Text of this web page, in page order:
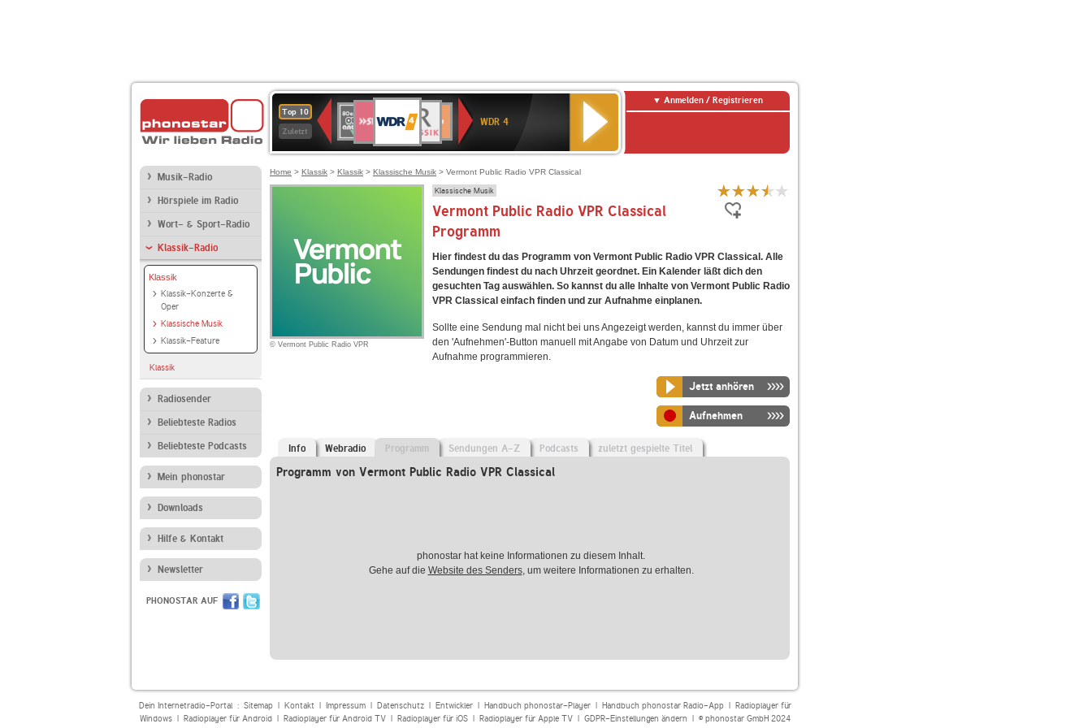
Top 10
Zuletzt
Deutschlandfunk
80er
90er
OLDIE
ANTENNE
4
KLASSIK
Deutschlandfunk
Kultur
Kultur
2
WDR 4
Anmelden / Registrieren
Musik-Radio
Hörspiele im Radio
Wort- & Sport-Radio
Klassik-Radio
Klassik
Klassik-Konzerte &
Oper
Klassische Musik
Klassik-Feature
Klassik
Radiosender
Beliebteste Radios
Beliebteste Podcasts
Mein phonostar
Downloads
Hilfe & Kontakt
Newsletter
PHONOSTAR AUF
Home > Klassik > Klassik > Klassische Musik > Vermont Public Radio VPR Classical
© Vermont Public Radio VPR
Klassische Musik
Vermont Public Radio VPR Classical
Programm
Hier findest du das Programm von Vermont Public Radio VPR Classical. Alle
Sendungen findest du nach Uhrzeit geordnet. Ein Kalender läßt dich den
gesuchten Tag auswählen. So kannst du alle Inhalte von Vermont Public Radio
VPR Classical einfach finden und zur Aufnahme einplanen.
Sollte eine Sendung mal nicht bei uns Angezeigt werden, kannst du immer über
den 'Aufnehmen'-Button manuell mit Angabe von Datum und Uhrzeit zur
Aufnahme programmieren.
Jetzt anhören
Aufnehmen
Info Webradio Programm Sendungen A-Z Podcasts zuletzt gespielte Titel
Programm von Vermont Public Radio VPR Classical
phonostar hat keine Informationen zu diesem Inhalt.
Gehe auf die Website des Senders, um weitere Informationen zu erhalten.
Dein Internetradio-Portal : Sitemap| Kontakt| Impressum| Datenschutz| Entwickler| Handbuch phonostar-Player| Handbuch phonostar Radio-App| Radioplayer für
Windows| Radioplayer für Android| Radioplayer für Android TV| Radioplayer für iOS| Radioplayer für Apple TV| GDPR-Einstellungen ändern | © phonostar GmbH 2024